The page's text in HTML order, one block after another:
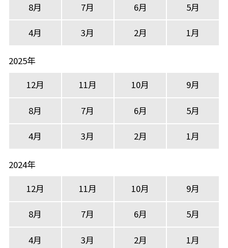
8月
7月 6月 5月
4月 3月 2月 1月
2025年
12月
11月 10月 9月
8月 7月 6月 5月
4月 3月 2月 1月
2024年
12月
11月 10月 9月
8月 7月 6月 5月
4月 3月 2月 1月